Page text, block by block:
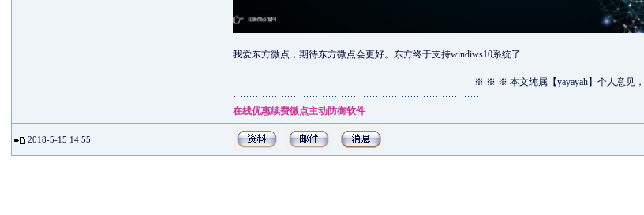
我爱东方微点，期待东方微点会更好。东方终于支持windiws10系统了
※ ※ ※ 本文纯属【yayayah】个人意见
在线优惠续费微点主动防御软件
2018-5-15 14:55